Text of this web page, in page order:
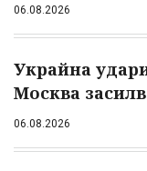
06.08.2026
Украйна
Москва
06.08.2026